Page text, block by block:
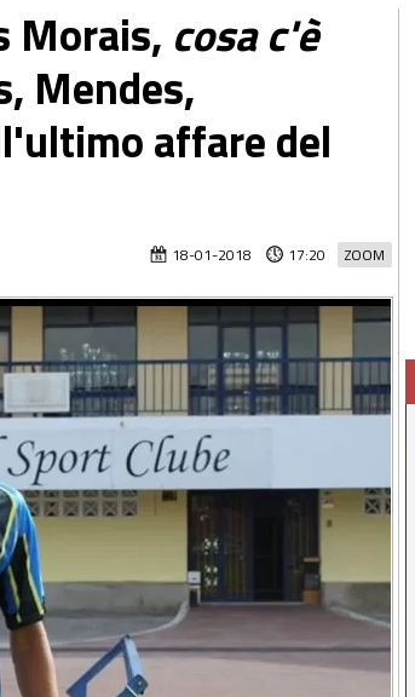
Morais, cosa c'è
Mendes,
affare del
ZOOM
18-01-2018 17:20